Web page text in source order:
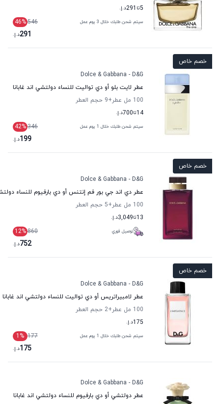
5تا 291د.إ.
سيتم شحن طلبك خلال 3 يوم عمل 546
46%
291د.إ.
خصم خاص
Dolce & Gabbana - D&G
عطر لايت بلو أو دي تواليت للنساء دولتشي اند غابانا
100 مل عطر
+9
حجم العطر
14تا700د.إ.
سيتم شحن طلبك خلال 1 يوم عمل 346
42%
199د.إ.
خصم خاص
Dolce & Gabbana - D&G
عطر دي اند جي بور فم إنتنس أو دي بارفيوم للنساء
100 مل عطر
+5
حجم العطر
13تا3,049د.إ.
توصيل فوري 860
12%
752د.إ.
خصم خاص
Dolce & Gabbana - D&G
عطر لامبيراتريس أو دي تواليت للنساء دولتشي اند غابانا
100 مل عطر
+2
حجم العطر
175د.إ.
سيتم شحن طلبك خلال 1 يوم عمل 177
1 %
175د.إ.
Dolce & Gabbana - D&G
عطر دولتشي أو دي بارفيوم للنساء دولتشي اند غابانا